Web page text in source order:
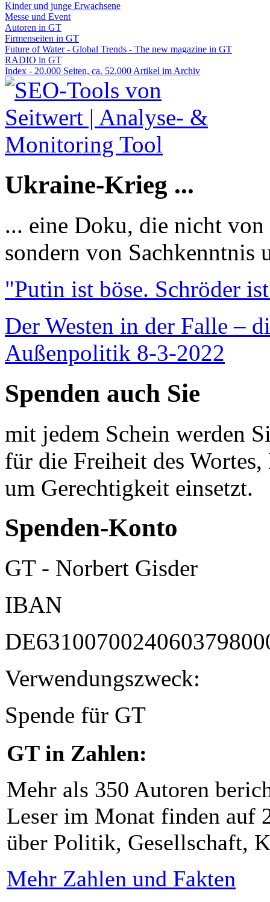
Kinder und junge Erwachsene
Messe und Event
Autoren in GT
Firmenseiten in GT
Future of Water - Global Trends - The new magazine in GT
RADIO in GT
Index - 20.000 Seiten, ca. 52.000 Artikel im Archiv
Ukraine-Krieg ...
... eine Doku, die nicht
sondern von Sachkenntnis
"Putin ist böse. Schröder
Der Westen in der Falle –
Außenpolitik 8-3-2022
Spenden auch Sie
mit jedem Schein werden
für die Freiheit des
um Gerechtigkeit einsetzt.
Spenden-Konto
GT - Norbert Gisder
IBAN
Verwendungszweck:
Spende für GT
GT in Zahlen:
Mehr als 350 Autoren
Leser im Monat finden auf
über Politik, Gesellschaft,
Mehr Zahlen und Fakten